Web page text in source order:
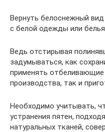
Вернуть белоснежный
с белой одежды или
Ведь отстирывая
задумываться, как
применять
производства, так и
Необходимо учитывать,
устранения пятен,
натуральных тканей,